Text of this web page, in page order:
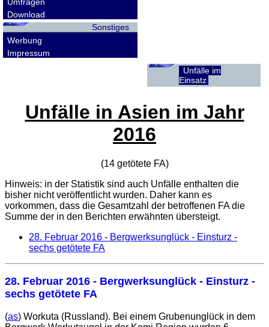
Download
Sonstiges
Werbung
Impressum
Unfälle im
Einsatz
Unfälle in Asien im Jahr
2016
(14 getötete FA)
Hinweis: in der Statistik sind auch Unfälle enthalten die
bisher nicht veröffentlicht wurden. Daher kann es
vorkommen, dass die Gesamtzahl der betroffenen FAdie
Summe der in den Berichten erwähnten übersteigt.
28. Februar 2016 - Bergwerksunglück - Einsturz -
sechs getötete FA
28. Februar 2016 - Bergwerksunglück - Einsturz -
sechs getötete FA
(as) Workuta (Russland). Bei einem Grubenunglück in dem